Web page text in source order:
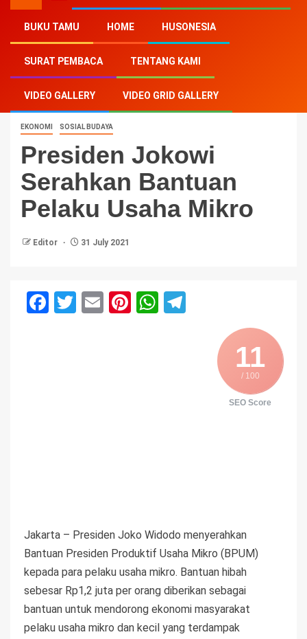
BUKU TAMU HOME HUSONESIA
SURAT PEMBACA TENTANG KAMI
VIDEO GALLERY VIDEO GRID GALLERY
Home-Ekonomi-Presiden Jokowi Serahkan Bantuan
Pelaku Usaha Mikro
EKONOMI SOSIAL BUDAYA
Presiden Jokowi
Serahkan Bantuan
Pelaku Usaha Mikro
Editor 31 July 2021
Facebook
Twitter
EmailPinterest
WhatsApp
11
/ 100
SEO Score
Jakarta – Presiden Joko Widodo menyerahkan
Bantuan Presiden Produktif Usaha Mikro (BPUM)
kepada para pelaku usaha mikro. Bantuan hibah
sebesar Rp1,2 juta per orang diberikan sebagai
bantuan untuk mendorong ekonomi masyarakat
pelaku usaha mikro dan kecil yang terdampak